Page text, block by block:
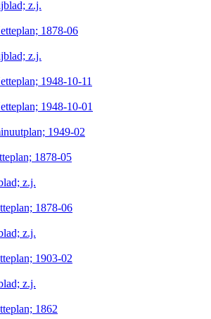
z.j.
1878-06
z.j.
1948-10-11
1948-10-01
1949-02
1878-05
z.j.
1878-06
z.j.
1903-02
z.j.
1862